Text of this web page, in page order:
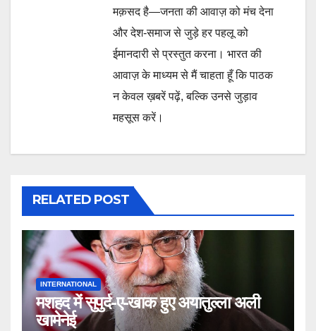
मक़सद है—जनता की आवाज़ को मंच देना
और देश-समाज से जुड़े हर पहलू को
ईमानदारी से प्रस्तुत करना। भारत की
आवाज़ के माध्यम से मैं चाहता हूँ कि पाठक
न केवल ख़बरें पढ़ें, बल्कि उनसे जुड़ाव
महसूस करें।
RELATED POST
INTERNATIONAL
मशहद में सुपुर्द-ए-खाक हुए अयातुल्ला अली
खामेनेई